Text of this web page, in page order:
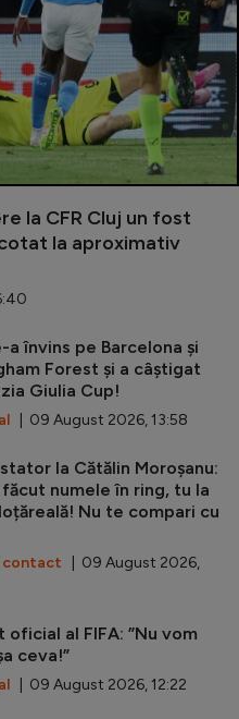
la CFR Cluj un fost
la aproximativ
a învins pe Barcelona și
Forest și a câștigat
Giulia Cup!
| 09 August 2026, 13:58
la Cătălin Moroșanu:
făcut numele în ring, tu la
Nu te compari cu
contact | 09 August 2026,
oficial al FIFA: ”Nu vom
ceva!”
| 09 August 2026, 12:22